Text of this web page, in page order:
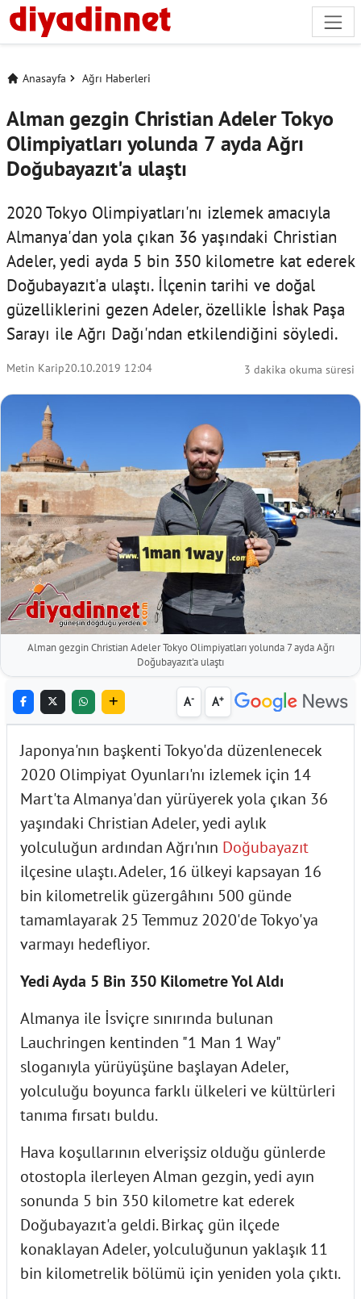
Anasayfa Ağrı Haberleri
Alman gezgin Christian Adeler Tokyo
Olimpiyatları yolunda 7 ayda Ağrı
Doğubayazıt'a ulaştı
2020 Tokyo Olimpiyatları'nı izlemek amacıyla
Almanya'dan yola çıkan 36 yaşındaki Christian
Adeler, yedi ayda 5 bin 350 kilometre kat ederek
Doğubayazıt'a ulaştı. İlçenin tarihi ve doğal
güzelliklerini gezen Adeler, özellikle İshak Paşa
Sarayı ile Ağrı Dağı'ndan etkilendiğini söyledi.
Metin Karip20.10.2019 12:04 3 dakika okuma süresi
Alman gezgin Christian Adeler Tokyo Olimpiyatları yolunda 7 ayda Ağrı
Doğubayazıt'a ulaştı
A- A+
Japonya'nın başkenti Tokyo'da düzenlenecek
2020 Olimpiyat Oyunları'nı izlemek için 14
Mart'ta Almanya'dan yürüyerek yola çıkan 36
yaşındaki Christian Adeler, yedi aylık
yolculuğun ardından Ağrı'nın Doğubayazıt
ilçesine ulaştı. Adeler, 16 ülkeyi kapsayan 16
bin kilometrelik güzergâhını 500 günde
tamamlayarak 25 Temmuz 2020'de Tokyo'ya
varmayı hedefliyor.
Yedi Ayda 5 Bin 350 Kilometre Yol Aldı
Almanya ile İsviçre sınırında bulunan
Lauchringen kentinden "1 Man 1 Way"
sloganıyla yürüyüşüne başlayan Adeler,
yolculuğu boyunca farklı ülkeleri ve kültürleri
tanıma fırsatı buldu.
Hava koşullarının elverişsiz olduğu günlerde
otostopla ilerleyen Alman gezgin, yedi ayın
sonunda 5 bin 350 kilometre kat ederek
Doğubayazıt'a geldi. Birkaç gün ilçede
konaklayan Adeler, yolculuğunun yaklaşık 11
bin kilometrelik bölümü için yeniden yola çıktı.